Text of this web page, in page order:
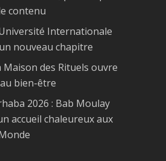
contenu
Internationale
nouveau chapitre
Maison des Rituels ouvre
bien-être
2026 : Bab Moulay
accueil chaleureux aux